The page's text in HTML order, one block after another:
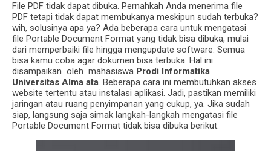
File PDF tidak dapat dibuka. Pernahkah Anda menerima file
PDF tetapi tidak dapat membukanya meskipun sudah terbuka?
wih, solusinya apa ya? Ada beberapa cara untuk mengatasi
file Portable Document Format yang tidak bisa dibuka, mulai
dari memperbaiki file hingga mengupdate software. Semua
bisa kamu coba agar dokumen bisa terbuka. Hal ini
disampaikan oleh mahasiswa Prodi Informatika
Universitas Alma ata. Beberapa cara ini membutuhkan akses
website tertentu atau instalasi aplikasi. Jadi, pastikan memiliki
jaringan atau ruang penyimpanan yang cukup, ya. Jika sudah
siap, langsung saja simak langkah-langkah mengatasi file
Portable Document Format tidak bisa dibuka berikut.